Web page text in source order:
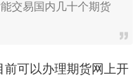
交易国内几十个期货
可以办理期货网上开